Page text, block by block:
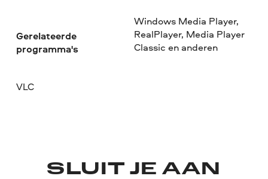
Gerelateerde
programma's
VLC
Windows Media Player,
RealPlayer, Media Player
Classic en anderen
SLUIT JE AAN